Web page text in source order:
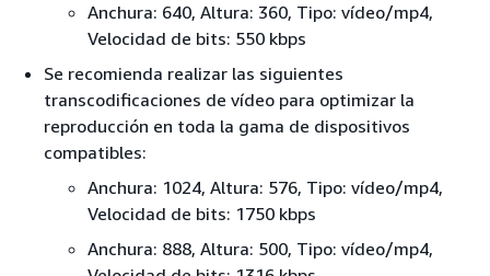
Anchura: 640, Altura: 360, Tipo: vídeo/mp4,
Velocidad de bits: 550 kbps
Se recomienda realizar las siguientes
transcodificaciones de vídeo para optimizar la
reproducción en toda la gama de dispositivos
compatibles:
Anchura: 1024, Altura: 576, Tipo: vídeo/mp4,
Velocidad de bits: 1750 kbps
Anchura: 888, Altura: 500, Tipo: vídeo/mp4,